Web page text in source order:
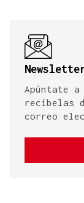
Apúntate
recíbelas
correo